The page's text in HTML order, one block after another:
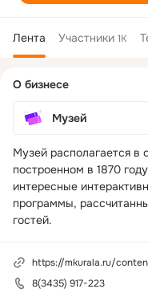
Лента Участники 1K
колонка
О бизнесе
Музей
Музей располагается в
построенном в 1870
интересные
программы,
гостей.
https://mkurala.ru/
8(3435) 917-223